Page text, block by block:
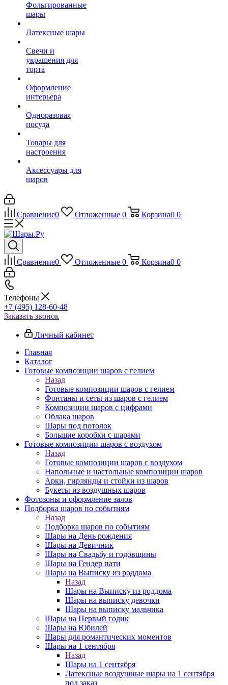
Фольгированные
шары
Латексные шары
Свечи и
украшения для
торта
Оформление
интерьера
Одноразовая
посуда
Товары для
настроения
Аксессуары для
шаров
Сравнение0 Отложенные 0 Корзина0 0
Сравнение0 Отложенные 0 Корзина0 0
Телефоны
+7 (495) 128-60-48
Заказать звонок
Личный кабинет
Главная
Каталог
Готовые композиции шаров с гелием
Назад
Готовые композиции шаров с гелием
Фонтаны и сеты из шаров с гелием
Композиции шаров с цифрами
Облака шаров
Шары под потолок
Большие коробки с шарами
Готовые композиции шаров с воздухом
Назад
Готовые композиции шаров с воздухом
Напольные и настольные композиции шаров
Арки, гирлянды и стойки из шаров
Букеты из воздушных шаров
Фотозоны и оформление залов
Подборка шаров по событиям
Назад
Подборка шаров по событиям
Шары на День рождения
Шары на Девичник
Шары на Свадьбу и годовщины
Шары на Гендер пати
Шары на Выписку из роддома
Назад
Шары на Выписку из роддома
Шары на выписку девочки
Шары на выписку мальчика
Шары на Первый годик
Шары на Юбилей
Шары для романтических моментов
Шары на 1 сентября
Назад
Шары на 1 сентября
Латексные воздушные шары на 1 сентября
под заказ